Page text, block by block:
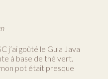
j’ai goûté le Gula Java
à base de thé vert.
pot était presque